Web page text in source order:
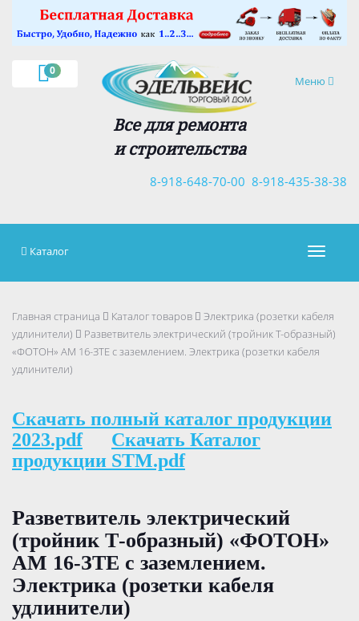
0
Навигация
Меню
Все для ремонта
и строительства
8-918-435-38-38
8-918-648-70-00
×
Каталог
Главная страница Каталог товаров
Электрика (розетки кабеля
удлинители)
Разветвитель электрический (тройник Т-образный)
«ФОТОН» АМ 16-ЗТЕ с заземлением. Электрика (розетки кабеля
удлинители)
Скачать полный каталог продукции
2023.pdf
Скачать Каталог
продукции STM.pdf
Разветвитель электрический
(тройник Т-образный) «ФОТОН»
АМ 16-ЗТЕ с заземлением.
Электрика (розетки кабеля
удлинители)